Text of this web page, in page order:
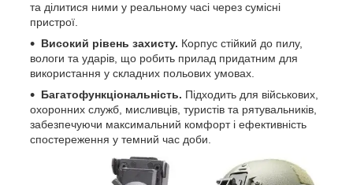
та ділитися ними у реальному часі через сумісні
пристрої.
Високий рівень захисту. Корпус стійкий до пилу,
вологи та ударів, що робить прилад придатним для
використання у складних польових умовах.
Багатофункціональність. Підходить для військових,
охоронних служб, мисливців, туристів та рятувальників,
забезпечуючи максимальний комфорт і ефективність
спостереження у темний час доби.